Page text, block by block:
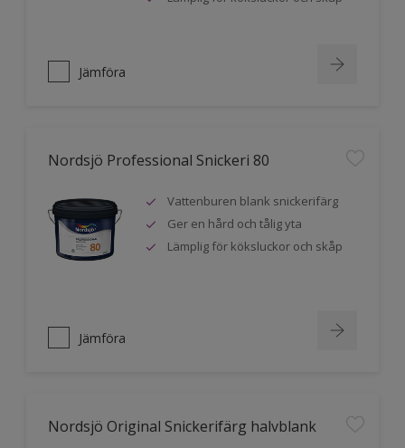
Jämföra
Nordsjö Professional Snickeri 80
Vattenburen blank snickerifärg
Ger en hård och tålig yta
Lämplig för köksluckor och skåp
Jämföra
Nordsjö Original Snickerifärg halvblank